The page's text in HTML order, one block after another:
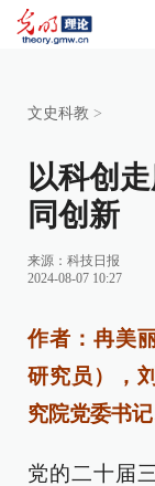
文史科教 >
以科创
同创新
来源： 科技日报
2024-08-07 10:27
作者：冉美
研究员），
究院党委书记
党的二十届